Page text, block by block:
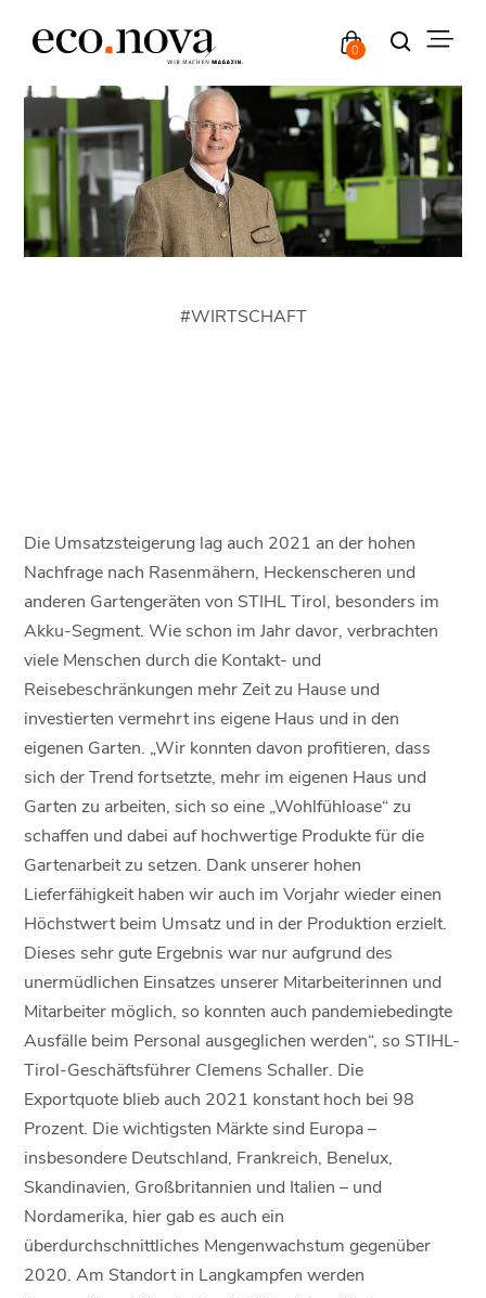
0
#WIRTSCHAFT
Die Umsatzsteigerung lag auch 2021 an der hohen
Nachfrage nach Rasenmähern, Heckenscheren und
anderen Gartengeräten von STIHL Tirol, besonders im
Akku-Segment. Wie schon im Jahr davor, verbrachten
viele Menschen durch die Kontakt- und
Reisebeschränkungen mehr Zeit zu Hause und
investierten vermehrt ins eigene Haus und in den
eigenen Garten. „Wir konnten davon profitieren, dass
sich der Trend fortsetzte, mehr im eigenen Haus und
Garten zu arbeiten, sich so eine „Wohlfühloase“ zu
schaffen und dabei auf hochwertige Produkte für die
Gartenarbeit zu setzen. Dank unserer hohen
Lieferfähigkeit haben wir auch im Vorjahr wieder einen
Höchstwert beim Umsatz und in der Produktion erzielt.
Dieses sehr gute Ergebnis war nur aufgrund des
unermüdlichen Einsatzes unserer Mitarbeiterinnen und
Mitarbeiter möglich, so konnten auch pandemiebedingte
Ausfälle beim Personal ausgeglichen werden“, so STIHL-
Tirol-Geschäftsführer Clemens Schaller. Die
Exportquote blieb auch 2021 konstant hoch bei 98
Prozent. Die wichtigsten Märkte sind Europa –
insbesondere Deutschland, Frankreich, Benelux,
Skandinavien, Großbritannien und Italien – und
Nordamerika, hier gab es auch ein
überdurchschnittliches Mengenwachstum gegenüber
2020. Am Standort in Langkampfen werden